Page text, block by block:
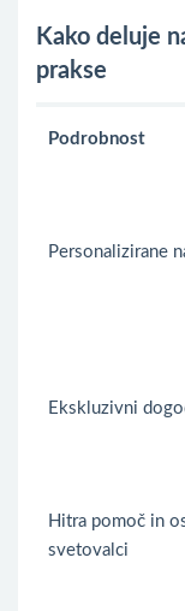
Kako deluje
prakse
Podrobnost
Personalizirane
Ekskluzivni
Hitra pomoč in
svetovalci